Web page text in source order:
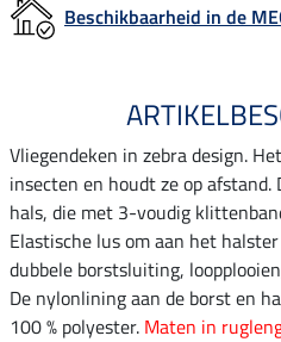
Beschikbaarheid in de
Vliegendeken in zebra design.
insecten en houdt ze op afstand.
hals, die met 3-voudig
Elastische lus om aan het
dubbele borstsluiting,
De nylonlining aan de borst en
100 % polyester. Maten in